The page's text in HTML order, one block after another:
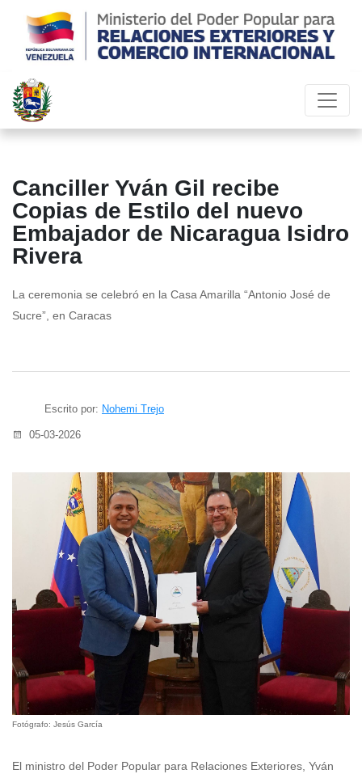
Canciller Yván Gil recibe
Copias de Estilo del nuevo
Embajador de Nicaragua Isidro
Rivera
La ceremonia se celebró en la Casa Amarilla “Antonio José de
Sucre”, en Caracas
Escrito por: Nohemi Trejo
05-03-2026
Fotógrafo: Jesús García
El ministro del Poder Popular para Relaciones Exteriores, Yván